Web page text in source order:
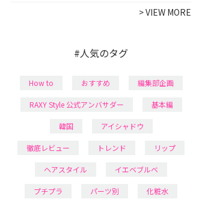
で最新情報をチェック。家事や育児の合
間に取り入れられる時短美容テクも実
>VIEW MORE
#人気のタグ
How to おすすめ 編集部企画
RAXY Style 公式アンバサダー 基本編
韓国 アイシャドウ
徹底レビュー トレンド リップ
ヘアスタイル イエベブルベ
プチプラ パーツ別 化粧水